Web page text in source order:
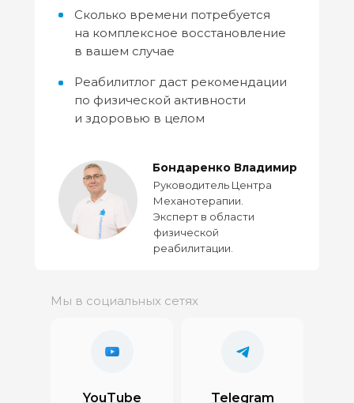
Бондаренко Владимир
Руководитель Центра
Механотерапии.
Эксперт в области
физической
реабилитации.
Сколько времени потребуется
на комплексное восстановление
в вашем случае
Реабилитлог даст рекомендации
по физической активности
и здоровью в целом
YouTube
Мы в социальных сетях
Telegram